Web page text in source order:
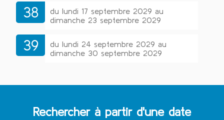
38
du lundi 17 septembre 2029 au
dimanche 23 septembre 2029
39
du lundi 24 septembre 2029 au
dimanche 30 septembre 2029
Rechercher à partir d'une date